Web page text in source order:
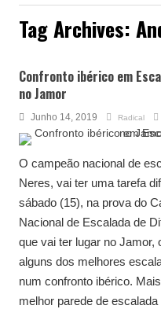
Tag Archives:
Confronto ibérico em
no Jamor
Junho 14, 2019 Radical
O campeão nacional de
Neres, vai ter uma tarefa
sábado (15), na prova do
Nacional de Escalada de
que vai ter lugar no Jamor,
alguns dos melhores
num confronto ibérico.
melhor parede de